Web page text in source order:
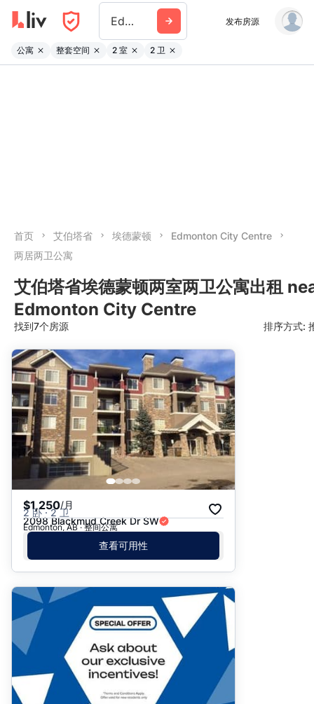
Edmonton City Centre 发布房源
公寓 整套空间 2 室 2 卫
首页 艾伯塔省 埃德蒙顿
Edmonton City Centre
两居两卫公寓
艾伯塔省埃德蒙顿两室两卫公寓出租
Edmonton City Centre
找到7个房源 排序方式:
推荐
日期: 最新日期在前
日期: 过往日期在前
价格 - $$$ 到 $
价格 - $ 到 $$$
$1,250/月
2 卧 · 2 卫
2098 Blackmud Creek Dr SW
Edmonton, AB · 整间公寓
查看可用性